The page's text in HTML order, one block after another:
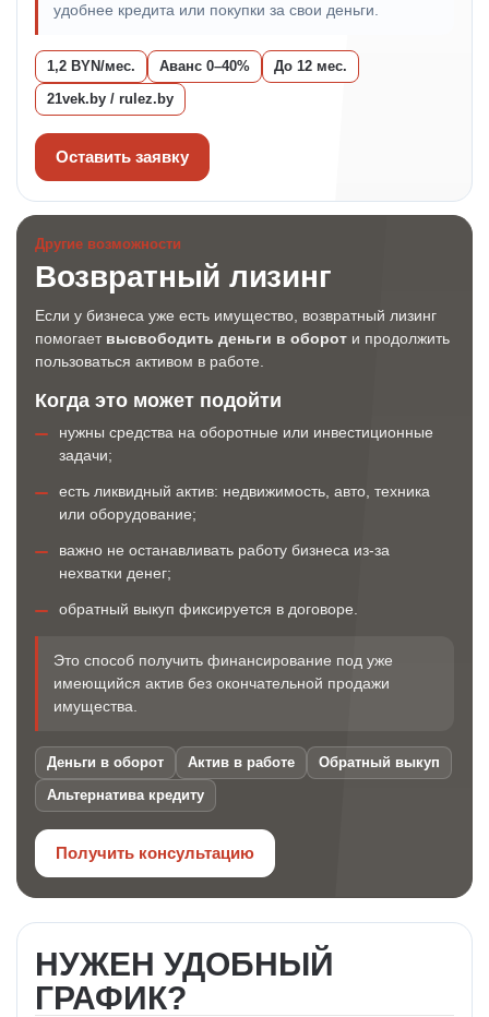
удобнее кредита или покупки за свои деньги.
1,2 BYN/мес. Аванс 0–40%
До 12 мес.
21vek.by / rulez.by
Оставить заявку
Другие возможности
Возвратный лизинг
Если у бизнеса уже есть имущество, возвратный лизинг
помогает высвободить деньги в оборот и продолжить
пользоваться активом в работе.
Когда это может подойти
нужны средства на оборотные или инвестиционные
задачи;
есть ликвидный актив: недвижимость, авто, техника
или оборудование;
важно не останавливать работу бизнеса из-за
нехватки денег;
обратный выкуп фиксируется в договоре.
Это способ получить финансирование под уже
имеющийся актив без окончательной продажи
имущества.
Деньги в оборот Актив в работе
Обратный выкуп
Альтернатива кредиту
Получить консультацию
НУЖЕН УДОБНЫЙ
ГРАФИК?